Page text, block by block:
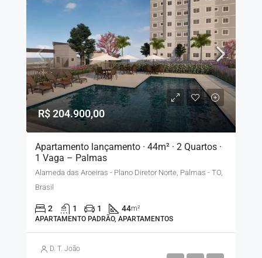
R$ 204.900,00
Apartamento lançamento · 44m² · 2 Quartos ·
1 Vaga – Palmas
Alameda das Aroeiras - Plano Diretor Norte, Palmas - TO,
Brasil
2 1 1 44m²
APARTAMENTO PADRÃO, APARTAMENTOS
D. T. João